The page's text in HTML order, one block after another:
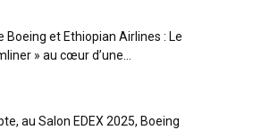
Boeing et Ethiopian Airlines : Le
» au cœur d’une...
au Salon EDEX 2025, Boeing